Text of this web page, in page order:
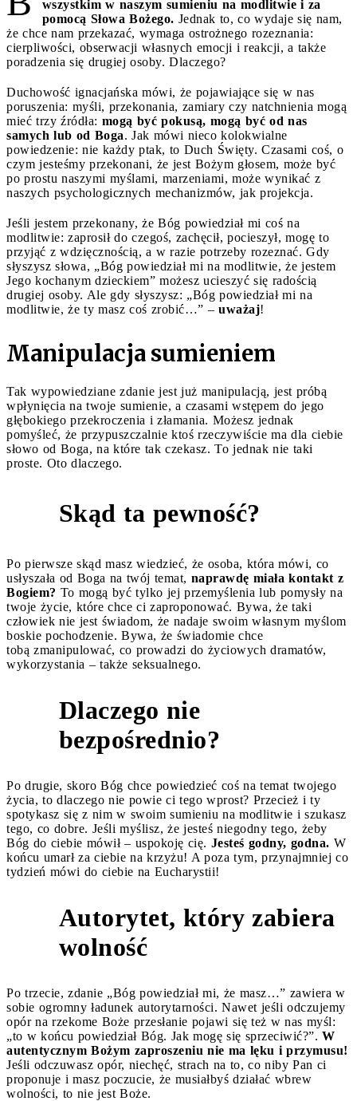
wszystkim w naszym sumieniu na modlitwie i za
pomocą Słowa Bożego. Jednak to, co wydaje się nam,
że chce nam przekazać, wymaga ostrożnego rozeznania:
cierpliwości, obserwacji własnych emocji i reakcji, a także
poradzenia się drugiej osoby. Dlaczego?
Duchowość ignacjańska mówi, że pojawiające się w nas
poruszenia: myśli, przekonania, zamiary czy natchnienia mogą
mieć trzy źródła: mogą być pokusą, mogą być od nas
samych lub od Boga. Jak mówi nieco kolokwialne
powiedzenie: nie każdy ptak, to Duch Święty. Czasami coś, o
czym jesteśmy przekonani, że jest Bożym głosem, może być
po prostu naszymi myślami, marzeniami, może wynikać z
naszych psychologicznych mechanizmów, jak projekcja.
Jeśli jestem przekonany, że Bóg powiedział mi coś na
modlitwie: zaprosił do czegoś, zachęcił, pocieszył, mogę to
przyjąć z wdzięcznością, a w razie potrzeby rozeznać. Gdy
słyszysz słowa, „Bóg powiedział mi na modlitwie, że jestem
Jego kochanym dzieckiem” możesz ucieszyć się radością
drugiej osoby. Ale gdy słyszysz: „Bóg powiedział mi na
modlitwie, że ty masz coś zrobić…” – uważaj!
Manipulacja sumieniem
Tak wypowiedziane zdanie jest już manipulacją, jest próbą
wpłynięcia na twoje sumienie, a czasami wstępem do jego
głębokiego przekroczenia i złamania. Możesz jednak
pomyśleć, że przypuszczalnie ktoś rzeczywiście ma dla ciebie
słowo od Boga, na które tak czekasz. To jednak nie taki
proste. Oto dlaczego.
Skąd ta pewność?
Po pierwsze skąd masz wiedzieć, że osoba, która mówi, co
usłyszała od Boga na twój temat, naprawdę miała kontakt z
Bogiem? To mogą być tylko jej przemyślenia lub pomysły na
twoje życie, które chce ci zaproponować. Bywa, że taki
człowiek nie jest świadom, że nadaje swoim własnym myślom
boskie pochodzenie. Bywa, że świadomie chce
tobą zmanipulować, co prowadzi do życiowych dramatów,
wykorzystania – także seksualnego.
Dlaczego nie
bezpośrednio?
Po drugie, skoro Bóg chce powiedzieć coś na temat twojego
życia, to dlaczego nie powie ci tego wprost? Przecież i ty
spotykasz się z nim w swoim sumieniu na modlitwie i szukasz
tego, co dobre. Jeśli myślisz, że jesteś niegodny tego, żeby
Bóg do ciebie mówił – uspokoję cię. Jesteś godny, godna. W
końcu umarł za ciebie na krzyżu! A poza tym, przynajmniej co
tydzień mówi do ciebie na Eucharystii!
Autorytet, który zabiera
wolność
Po trzecie, zdanie „Bóg powiedział mi, że masz…” zawiera w
sobie ogromny ładunek autorytarności. Nawet jeśli odczujemy
opór na rzekome Boże przesłanie pojawi się też w nas myśl:
„to w końcu powiedział Bóg. Jak mogę się sprzeciwić?”. W
autentycznym Bożym zaproszeniu nie ma lęku i przymusu!
Jeśli odczuwasz opór, niechęć, strach na to, co niby Pan ci
proponuje i masz poczucie, że musiałbyś działać wbrew
wolności, to nie jest Boże.